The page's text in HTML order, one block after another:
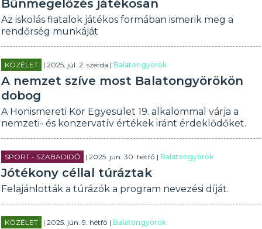
Bűnmegelőzés játékosan
Az iskolás fiatalok játékos formában ismerik meg a
rendőrség munkáját
KÖZÉLET | 2025. júl. 2. szerda |Balatongyörök
A nemzet szíve most Balatongyörökön
dobog
A Honismereti Kör Egyesület 19. alkalommal várja a
nemzeti- és konzervatív értékek iránt érdeklődőket.
SPORT - SZABADIDŐ | 2025. jún. 30. hétfő |Balatongyörök
Jótékony céllal túráztak
Felajánlották a túrázók a program nevezési díját.
KÖZÉLET | 2025. jún. 9. hétfő |Balatongyörök